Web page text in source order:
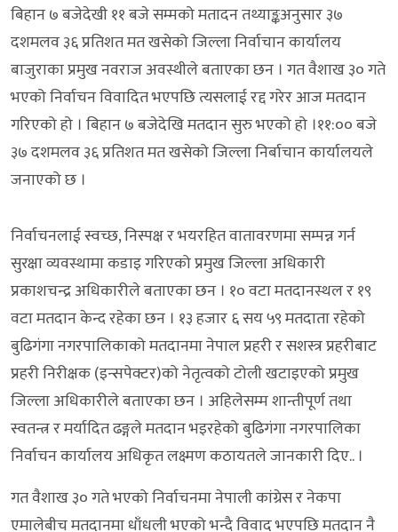
बिहान ७ बजेदेखी ११ बजे सम्मको मतादन तथ्याङ्कअनुसार ३७
दशमलव ३६ प्रतिशत मत खसेको जिल्ला निर्वाचान कार्यालय
बाजुराका प्रमुख नवराज अवस्थीले बताएका छन । गत वैशाख ३० गते
भएको निर्वाचन विवादित भएपछि त्यसलाई रद्द गरेर आज मतदान
गरिएको हो । बिहान ७ बजेदेखि मतदान सुरु भएको हो ।११:०० बजे
३७ दशमलव ३६ प्रतिशत मत खसेको जिल्ला निर्बाचान कार्यालयले
जनाएको छ ।
निर्वाचनलाई स्वच्छ, निस्पक्ष र भयरहित वातावरणमा सम्पन्न गर्न
सुरक्षा व्यवस्थामा कडाइ गरिएको प्रमुख जिल्ला अधिकारी
प्रकाशचन्द्र अधिकारीले बताएका छन । १० वटा मतदानस्थल र १९
वटा मतदान केन्द रहेका छन । १३ हजार ६ सय ५९ मतदाता रहेको
बुढिगंगा नगरपालिकाको मतदानमा नेपाल प्रहरी र सशस्त्र प्रहरीबाट
प्रहरी निरीक्षक (इन्सपेक्टर)को नेतृत्वको टोली खटाइएको प्रमुख
जिल्ला अधिकारीले बताएका छन । अहिलेसम्म शान्तीपूर्ण तथा
स्वतन्त्र र मर्यादित ढङ्गले मतदान भइरहेको बुढिगंगा नगरपालिका
निर्वाचन कार्यालय अधिकृत लक्ष्मण कठायतले जानकारी दिए.. ।
गत वैशाख ३० गते भएको निर्वाचनमा नेपाली कांग्रेस र नेकपा
एमालेबीच मतदानमा धाँधली भएको भन्दै विवाद भएपछि मतदान नै